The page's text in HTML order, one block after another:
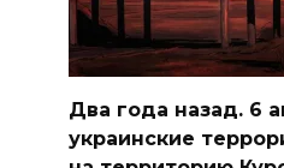
Два года назад. 6
украинские